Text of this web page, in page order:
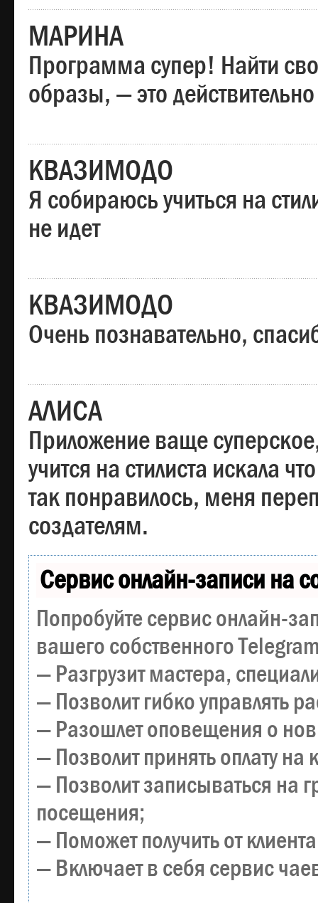
МАРИНА
Программа супер! Найти
образы, — это
КВАЗИМОДО
Я собираюсь учиться на
не идет
КВАЗИМОДО
Очень познавательно,
АЛИСА
Приложение ваще
учится на стилиста искала
так понравилось, меня
создателям.
Сервис онлайн-записи на
Попробуйте сервис онлайн-
вашего собственного
— Разгрузит мастера,
— Позволит гибко управлять
— Разошлет оповещения о
— Позволит принять оплату
— Позволит записываться на
посещения;
— Поможет получить от
— Включает в себя сервис